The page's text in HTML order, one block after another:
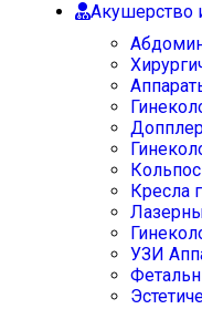
Акушерство
Кресла
УЗИ